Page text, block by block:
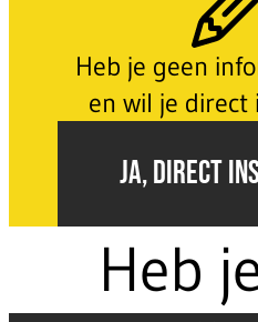
Heb je geen
en wil je direct
JA, DIRECT
Heb